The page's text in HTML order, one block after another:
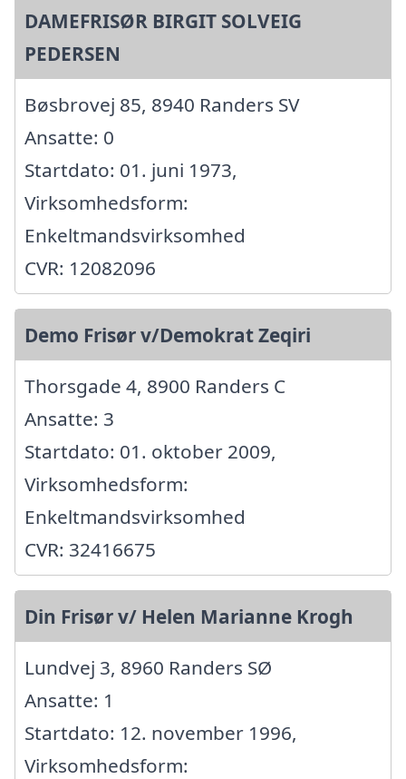
DAMEFRISØR BIRGIT SOLVEIG
PEDERSEN
Bøsbrovej 85, 8940 Randers SV
Ansatte: 0
Startdato: 01. juni 1973,
Virksomhedsform:
Enkeltmandsvirksomhed
CVR: 12082096
Demo Frisør v/Demokrat Zeqiri
Thorsgade 4, 8900 Randers C
Ansatte: 3
Startdato: 01. oktober 2009,
Virksomhedsform:
Enkeltmandsvirksomhed
CVR: 32416675
Din Frisør v/ Helen Marianne Krogh
Lundvej 3, 8960 Randers SØ
Ansatte: 1
Startdato: 12. november 1996,
Virksomhedsform: